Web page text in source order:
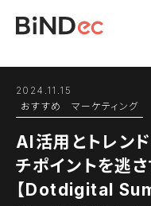
おすすめ マーケティング
2024.11.15
AI活用とトレン
チポイントを逃
【Dotdigital